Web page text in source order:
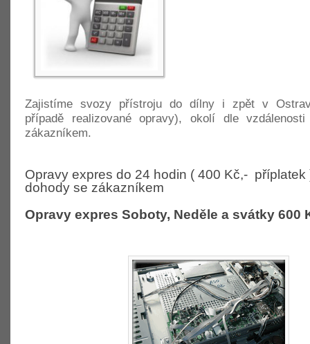
Zajistíme svozy přístroju do dílny i zpět v
případě realizované opravy), okolí dle
zákazníkem.
Opravy expres do 24 hodin ( 400 Kč,- příplatek
dohody se zákazníkem
Opravy expres Soboty, Neděle a svátky 600